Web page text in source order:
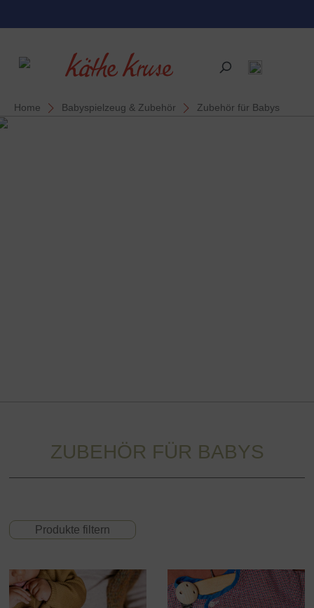
Home Babyspielzeug & Zubehör Zubehör für Babys
ZUBEHÖR FÜR BABYS
Produkte filtern